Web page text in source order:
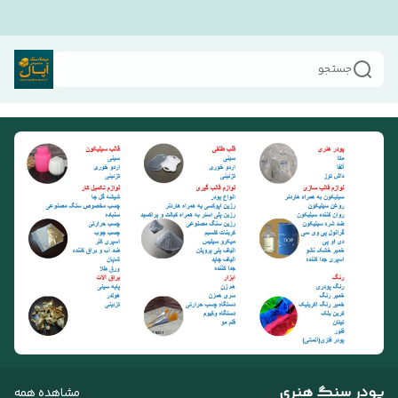
جستجو
پودر سنگ هنری مشاهده همه